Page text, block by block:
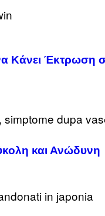
να Κάνει
και Ανώδυνη